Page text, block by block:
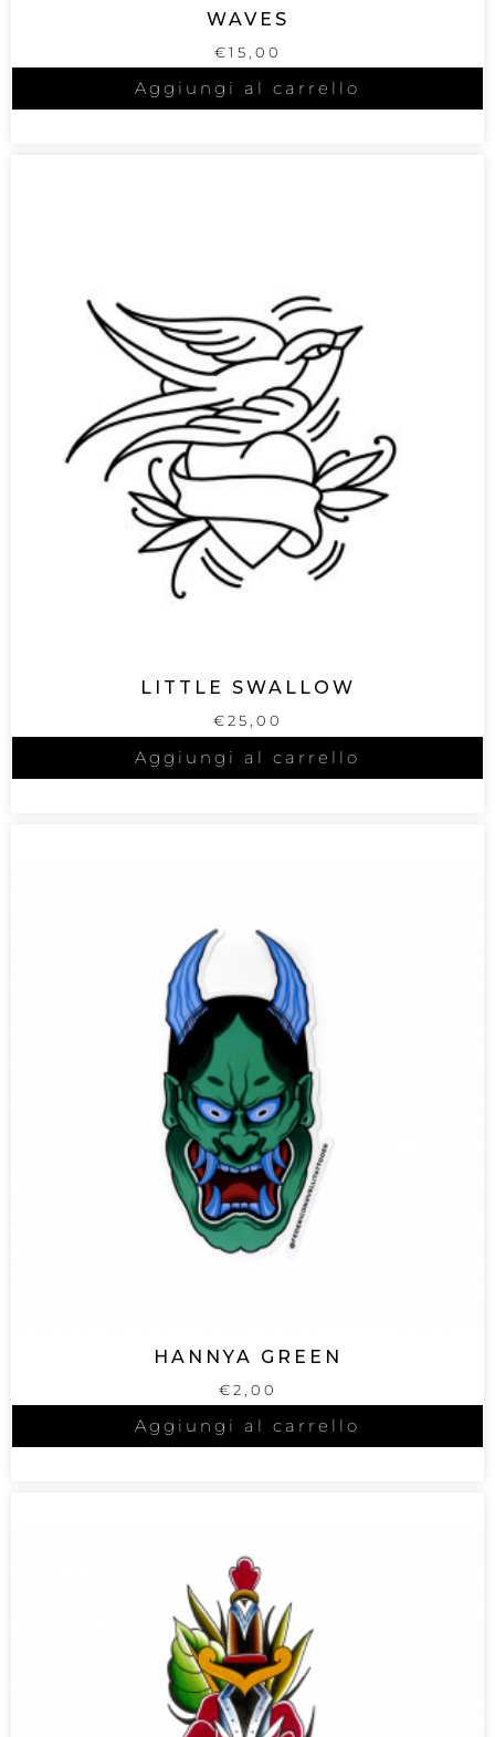
WAVES
€15,00
Aggiungi al carrello
LITTLE SWALLOW
€25,00
Aggiungi al carrello
HANNYA GREEN
€2,00
Aggiungi al carrello